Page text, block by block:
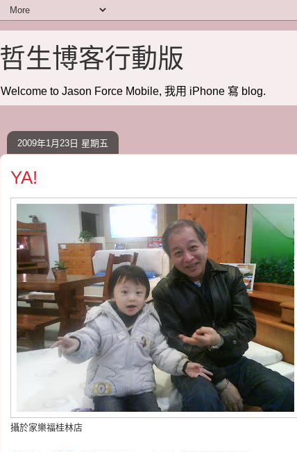
哲生博客行動版
Welcome to Jason Force Mobile, 我用 iPhone 寫 blog.
2009年1月23日 星期五
YA!
攝於家樂福桂林店